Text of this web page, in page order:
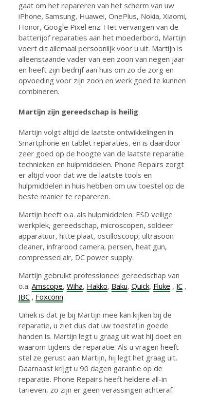
gaat om het repareren van het scherm van uw
iPhone, Samsung, Huawei, OnePlus, Nokia, Xiaomi,
Honor, Google Pixel enz. Het vervangen van de
batterijof reparaties aan het moederbord, Martijn
voert dit allemaal persoonlijk voor u uit. Martijn is
alleenstaande vader van een zoon van negen jaar
en heeft zijn bedrijf aan huis om zo de zorg en
opvoeding voor zijn zoon en werk goed te kunnen
combineren.
Martijn zijn gereedschap is heilig
Martijn volgt altijd de laatste ontwikkelingen in
Smartphone en tablet reparaties, en is daardoor
zeer goed op de hoogte van de laatste reparatie
technieken en hulpmiddelen. Phone Repairs zorgt
er altijd voor dat we de laatste tools en
hulpmiddelen in huis hebben om uw toestel op de
beste manier te repareren.
Martijn heeft o.a. als hulpmiddelen: ESD veilige
werkplek, gereedschap, microscopen, soldeer
apparatuur, hitte plaat, oscilloscoop, ultrasoon
cleaner, infrarood camera, persen, heat gun,
compressed air, DC power supply.
Martijn gebruikt professioneel gereedschap van
o.a. Amscope, Wiha, Hakko, Baku, Quick, Fluke , JC ,
JBC , Foxconn
Uniek is dat je bij Martijn mee kan kijken bij de
reparatie, u ziet dus dat uw toestel in goede
handen is. Martijn legt u graag uit wat hij doet en
waarom tijdens de reparatie. Als u vragen heeft
stel ze gerust aan Martijn, hij legt het graag uit.
Daarnaast krijgt u 90 dagen garantie op de
reparatie. Phone Repairs heeft heldere all-in
tarieven, zo zijn er geen verassingen achteraf.